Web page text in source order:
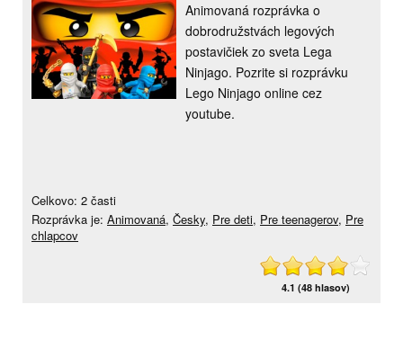
Animovaná rozprávka o
dobrodružstvách legových
postavičiek zo sveta Lega
Ninjago. Pozrite si rozprávku
Lego Ninjago online cez
youtube.
Celkovo: 2 časti
Rozprávka je: Animovaná, Česky, Pre deti, Pre teenagerov, Pre
chlapcov
4.1 (48 hlasov)